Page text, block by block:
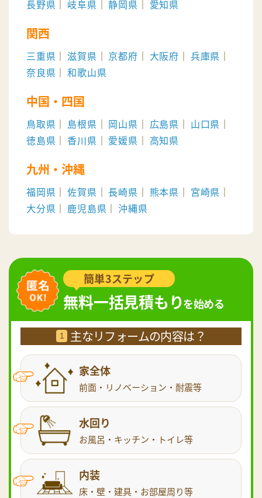
簡単3ステップ
無料一括見積もりを始める
1 主なリフォームの内容は？
家全体
前面・リノベーション・耐震等
水回り
お風呂・キッチン・トイレ等
内装
床・壁・建具・お部屋周り等
長野県 岐阜県 静岡県 愛知県
関西
三重県 滋賀県 京都府 大阪府
兵庫県
奈良県
和歌山県
中国・四国
鳥取県 島根県 岡山県 広島県
山口県
徳島県
香川県 愛媛県 高知県
九州・沖縄
福岡県 佐賀県 長崎県 熊本県
宮崎県
大分県
鹿児島県 沖縄県